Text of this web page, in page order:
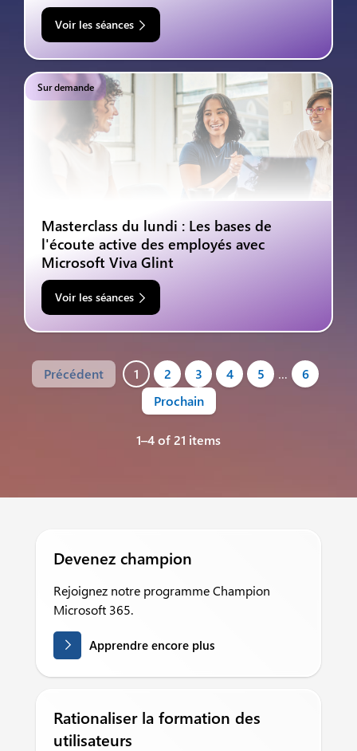
Voir les séances
Sur demande
Masterclass du lundi : Les bases de
l'écoute active des employés avec
Microsoft Viva Glint
Voir les séances
Précédent 1 2 3 4 5 …
6
Prochain
1–4 of 21 items
Devenez champion
Rejoignez notre programme Champion
Microsoft 365.
Apprendre encore plus
Rationaliser la formation des
utilisateurs